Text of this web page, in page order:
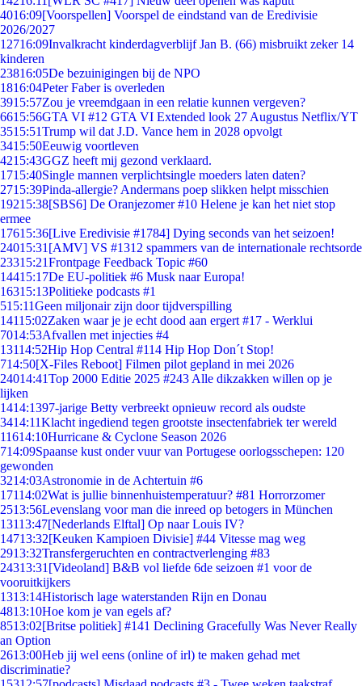
4016:09[Voorspellen] Voorspel de eindstand van de Eredivisie
2026/2027
12716:09Invalkracht kinderdagverblijf Jan B. (66) misbruikt zeker 14
kinderen
23816:05De bezuinigingen bij de NPO
1816:04Peter Faber is overleden
3915:57Zou je vreemdgaan in een relatie kunnen vergeven?
6615:56GTA VI #12 GTA VI Extended look 27 Augustus Netflix/YT
3515:51Trump wil dat J.D. Vance hem in 2028 opvolgt
3415:50Eeuwig voortleven
4215:43GGZ heeft mij gezond verklaard.
1715:40Single mannen verplichtsingle moeders laten daten?
2715:39Pinda-allergie? Andermans poep slikken helpt misschien
19215:38[SBS6] De Oranjezomer #10 Helene je kan het niet stop
ermee
17615:36[Live Eredivisie #1784] Dying seconds van het seizoen!
24015:31 [AMV] VS #1312 spammers van de internationale rechtsorde
23315:21Frontpage Feedback Topic #60
14415:17De EU-politiek #6 Musk naar Europa!
16315:13Politieke podcasts #1
515:11Geen miljonair zijn door tijdverspilling
14115:02Zaken waar je je echt dood aan ergert #17 - Werklui
7014:53Afvallen met injecties #4
13114:52Hip Hop Central #114 Hip Hop Don´t Stop!
714:50[X-Files Reboot] Filmen pilot gepland in mei 2026
24014:41Top 2000 Editie 2025 #243 Alle dikzakken willen op je
lijken
1414:1397-jarige Betty verbreekt opnieuw record als oudste
3414:11Klacht ingediend tegen grootste insectenfabriek ter wereld
11614:10Hurricane & Cyclone Season 2026
714:09Spaanse kust onder vuur van Portugese oorlogsschepen: 120
gewonden
3214:03Astronomie in de Achtertuin #6
17114:02Wat is jullie binnenhuistemperatuur? #81 Horrorzomer
2513:56Levenslang voor man die inreed op betogers in München
13113:47[Nederlands Elftal] Op naar Louis IV?
14713:32[Keuken Kampioen Divisie] #44 Vitesse mag weg
2913:32Transfergeruchten en contractverlenging #83
24313:31 [Videoland] B&B vol liefde 6de seizoen #1 voor de
vooruitkijkers
1313:14Historisch lage waterstanden Rijn en Donau
4813:10Hoe kom je van egels af?
8513:02[Britse politiek] #141 Declining Gracefully Was Never Really
an Option
2613:00Heb jij wel eens (online of irl) te maken gehad met
discriminatie?